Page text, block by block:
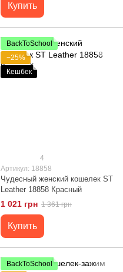
Купить
BackToSchool
−25%
Кешбек
4
Артикул: 18858
Чудесный женский кошелек ST
Leather 18858 Красный
1 021 грн 1 361 грн
Купить
BackToSchool